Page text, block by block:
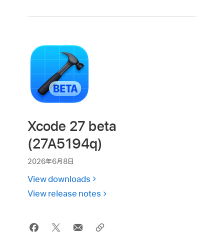
Xcode 27 beta
(27A5194q)
2026年6月8日
View downloads
View release notes